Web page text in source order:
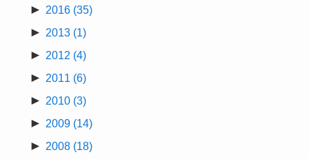
► 2016 (35)
► 2013 (1)
► 2012 (4)
► 2011 (6)
► 2010 (3)
► 2009 (14)
► 2008 (18)